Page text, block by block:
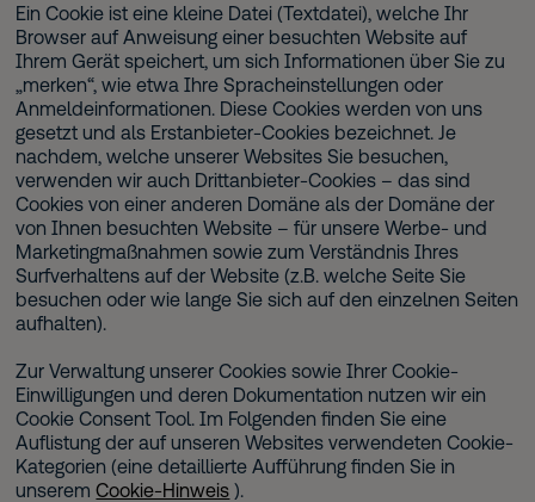
Ein Cookie ist eine kleine Datei (Textdatei), welche Ihr
Browser auf Anweisung einer besuchten Website auf
Ihrem Gerät speichert, um sich Informationen über Sie zu
„merken“, wie etwa Ihre Spracheinstellungen oder
Anmeldeinformationen. Diese Cookies werden von uns
gesetzt und als Erstanbieter-Cookies bezeichnet. Je
nachdem, welche unserer Websites Sie besuchen,
verwenden wir auch Drittanbieter-Cookies – das sind
Cookies von einer anderen Domäne als der Domäne der
von Ihnen besuchten Website – für unsere Werbe- und
Marketingmaßnahmen sowie zum Verständnis Ihres
Surfverhaltens auf der Website (z.B. welche Seite Sie
besuchen oder wie lange Sie sich auf den einzelnen Seiten
aufhalten).
Zur Verwaltung unserer Cookies sowie Ihrer Cookie-
Einwilligungen und deren Dokumentation nutzen wir ein
Cookie Consent Tool. Im Folgenden finden Sie eine
Auflistung der auf unseren Websites verwendeten Cookie-
Kategorien (eine detaillierte Aufführung finden Sie in
unseremCookie-Hinweis ).